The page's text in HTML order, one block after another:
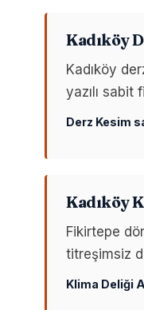
Kadıköy
Kadıköy
yazılı sabit
Derz Kesim
Kadıköy
Fikirtepe
titreşimsiz
Klima Deliği